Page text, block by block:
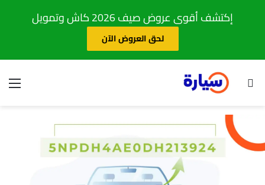
إكتشف أقوى عروض صيف 2026 كاش وتمويل
لحق العروض الآن
بحث عن